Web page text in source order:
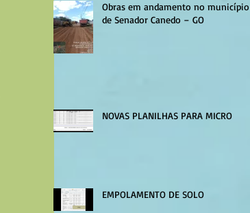
Obras em andamento no município
de Senador Canedo – GO
NOVAS PLANILHAS PARA MICRO
EMPOLAMENTO DE SOLO